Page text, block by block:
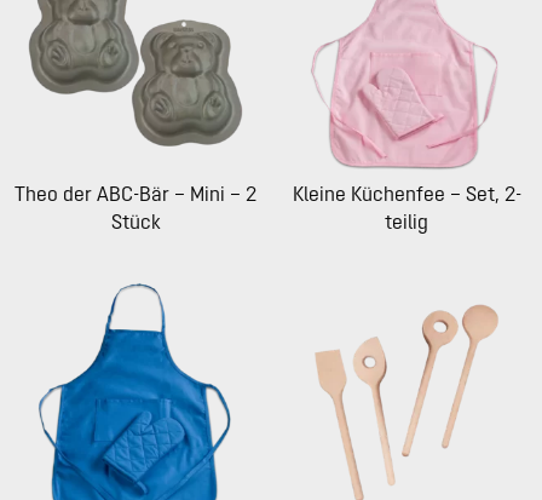
Theo der ABC-Bär – Mini – 2
Stück
Kleine Küchenfee – Set, 2-
teilig